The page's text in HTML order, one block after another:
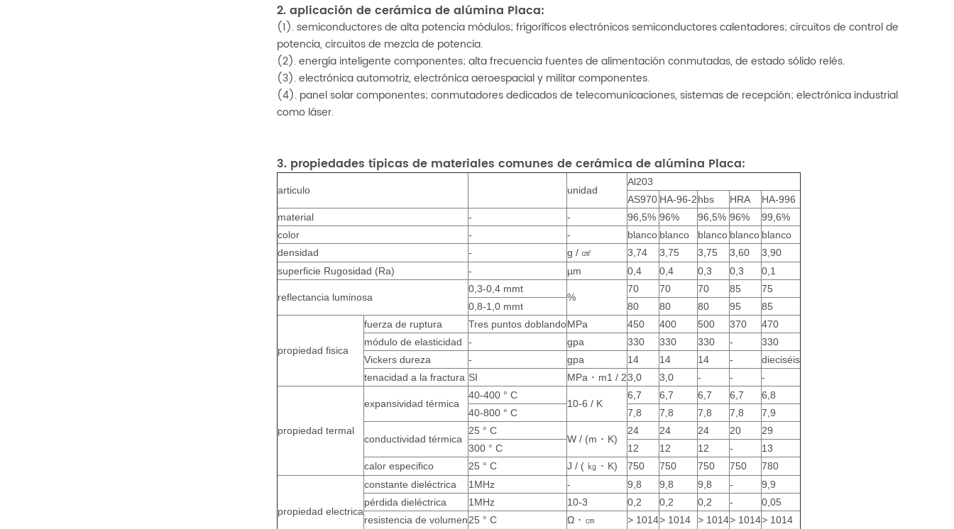
2. aplicación de cerámica de alúmina Placa:
(1). semiconductores de alta potencia módulos; frigoríficos electrónicos semiconductores calentadores; circuitos de control de
potencia, circuitos de mezcla de potencia.
(2). energía inteligente componentes; alta frecuencia fuentes de alimentación conmutadas, de estado sólido relés.
(3). electrónica automotriz, electrónica aeroespacial y militar componentes.
(4). panel solar componentes; conmutadores dedicados de telecomunicaciones, sistemas de recepción; electrónica industrial
como láser.
3. propiedades típicas de materiales comunes de cerámica de alúmina Placa:
articulo unidad
Al203
AS970 HA-96-2hbs HRA
HA-996
material
- - 96,5% 96% 96,5% 96%
99,6%
color
- - blanco blanco blanco blanco blanco
densidad
- g / ㎤ 3,74 3,75 3,75 3,60
3,90
superficie Rugosidad (Ra)
- µm 0,4 0,4 0,3 0,3 0,1
reflectancia luminosa
0,3-0,4 mmt
%
70 70 70 85
75
0,8-1,0 mmt
80 80 80 95 85
propiedad fisica
fuerza de ruptura Tres puntos doblandoMPa 450 400 500 370
470
módulo de elasticidad
- gpa 330 330 330 -
330
Vickers dureza
- gpa 14 14 14 -
dieciséis
tenacidad a la fractura SI MPa ･ m1 / 23,0 3,0 - - -
propiedad termal
expansividad térmica
40-400 ° C
10-6 / K
6,7 6,7 6,7 6,7
6,8
40-800 ° C
7,8 7,8 7,8 7,8 7,9
conductividad térmica
25 ° C
W / (m ･ K)
24 24 24 20
29
300 ° C
12 12 12 -
13
calor especifico
25 ° C J / ( ㎏ ･ K) 750 750 750 750 780
propiedad electrica
constante dieléctrica 1MHz - 9,8 9,8 9,8 -
9,9
pérdida dieléctrica
1MHz 10-3 0,2 0,2 0,2 -
0,05
resistencia de volumen25 ° C Ω ･ ㎝ > 1014> 1014 > 1014> 1014> 1014